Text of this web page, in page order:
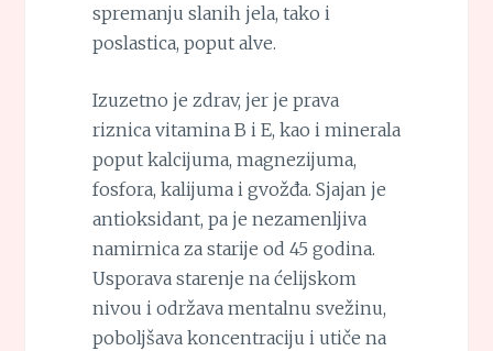
spremanju slanih jela, tako i
poslastica, poput alve.
Izuzetno je zdrav, jer je prava
riznica vitamina B i E, kao i minerala
poput kalcijuma, magnezijuma,
fosfora, kalijuma i gvožđa. Sjajan je
antioksidant, pa je nezamenljiva
namirnica za starije od 45 godina.
Usporava starenje na ćelijskom
nivou i održava mentalnu svežinu,
poboljšava koncentraciju i utiče na